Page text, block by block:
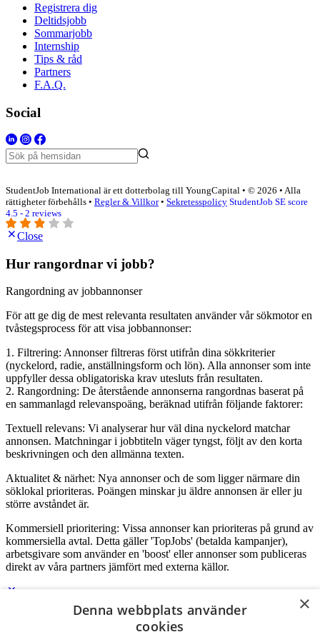
Registrera dig
Deltidsjobb
Sommarjobb
Internship
Tips & råd
Partners
F.A.Q.
Social
StudentJob International är ett dotterbolag till YoungCapital • © 2026 • Alla
rättigheter förbehålls • Regler & Villkor• Sekretesspolicy StudentJob SE score
4.5 - 2 reviews
Close
Hur rangordnar vi jobb?
Rangordning av jobbannonser
För att ge dig de mest relevanta resultaten använder vår sökmotor en
tvåstegsprocess för att visa jobbannonser:
1. Filtrering: Annonser filtreras först utifrån dina sökkriterier
(nyckelord, radie, anställningsform och lön). Alla annonser som inte
uppfyller dessa obligatoriska krav utesluts från resultaten.
2. Rangordning: De återstående annonserna rangordnas baserat på
en sammanlagd relevanspoäng, beräknad utifrån följande faktorer:
Textuell relevans: Vi analyserar hur väl dina nyckelord matchar
annonsen. Matchningar i jobbtiteln väger tyngst, följt av den korta
beskrivningen och den allmänna texten.
Aktualitet & närhet: Nya annonser och de som ligger närmare din
söklokal prioriteras. Poängen minskar ju äldre annonsen är eller ju
större avståndet är.
Kommersiell prioritering: Vissa annonser kan prioriteras på grund av
kommersiella avtal. Detta gäller 'TopJobs' (betalda kampanjer),
arbetsgivare som använder en 'boost' eller annonser som publiceras
direkt av våra partners jämfört med externa källor.
×
Denna webbplats använder
cookies